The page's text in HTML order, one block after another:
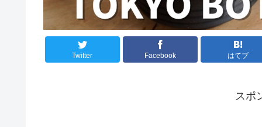
Twitter Facebook はてブ
スポ